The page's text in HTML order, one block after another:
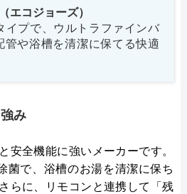
エコジョーズ）
イプで、ウルトラファインバ
管や浴槽を清潔に保てる快適
み
安全機能に強いメーカーです。
菌で、浴槽のお湯を清潔に保ち
らに、リモコンと連携して「残